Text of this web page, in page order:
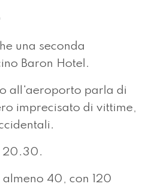
una seconda
Baron Hotel.
all'aeroporto parla di
imprecisato di vittime,
20.30.
40, con 120